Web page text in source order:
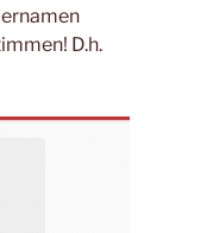
D.h.